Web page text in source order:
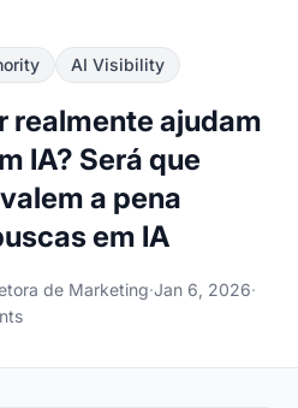
AI Visibility
realmente ajudam
IA? Será que
a pena
em IA
de Marketing·Jan 6, 2026·